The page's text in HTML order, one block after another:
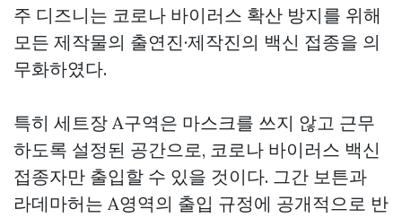
주 디즈니는 코로나 바이러스 확산 방지를 위해
모든 제작물의 출연진·제작진의 백신 접종을 의
무화하였다.
특히 세트장 A구역은 마스크를 쓰지 않고 근무
하도록 설정된 공간으로, 코로나 바이러스 백신
접종자만 출입할 수 있을 것이다. 그간 보튼과
라데마허는 A영역의 출입 규정에 공개적으로 반